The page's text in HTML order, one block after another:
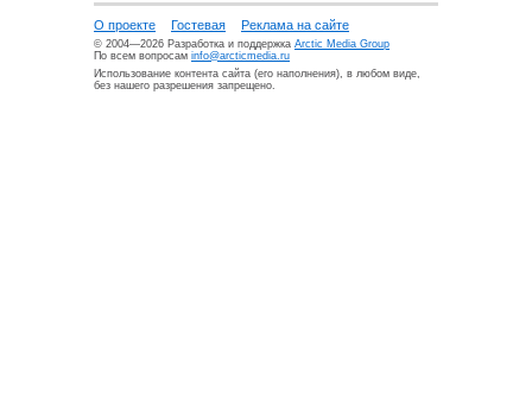
О проекте Гостевая Реклама на сайте
© 2004—2026 Разработка и поддержка Arctic Media Group
По всем вопросам info@arcticmedia.ru
Использование контента сайта (его наполнения), в любом виде,
без нашего разрешения запрещено.